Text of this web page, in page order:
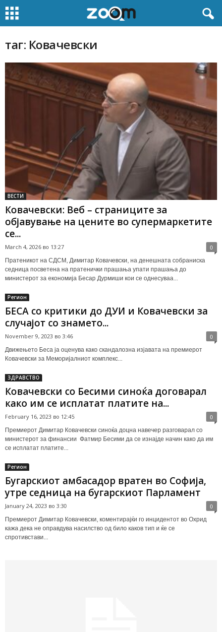
таг: Ковачевски
ВЕСТИ
Ковачевски: Веб – страниците за
објавување на цените во супермаркетите
се...
March 4, 2026 во 13:27 0
Пратеникот на СДСМ, Димитар Ковачевски, на денешната собраниска
седница посветена на пратенички прашања упати прашања до
министерот за економија Бесар Дурмиши кои се однесуваа...
Регион
БЕСА со критики до ДУИ и Ковачевски за
случајот со знамето...
November 9, 2023 во 3:46 0
Движењето Беса ја оценува како скандалозна изјавата на премиерот
Ковачевски за Меморијалниот комплекс...
ЗДРАВСТВО
Ковачевски со Бесими синоќа договарал
како им се исплатат платите на...
February 16, 2023 во 12:45 0
Премиерот Димитар Ковачевски синоќа доцна навечер разговарал со
министерот за финансии Фатмир Бесими да се изнајде начин како да им
се исплатат платите...
Регион
Бугарскиот амбасадор вратен во Софија,
утре седница на бугарскиот Парламент
January 24, 2023 во 3:30 0
Премиерот Димитар Ковачевски, коментирајќи го инцидентот во Охрид
кажа дека не оправдува насилство од било каков тип и ќе се
спротивстави...